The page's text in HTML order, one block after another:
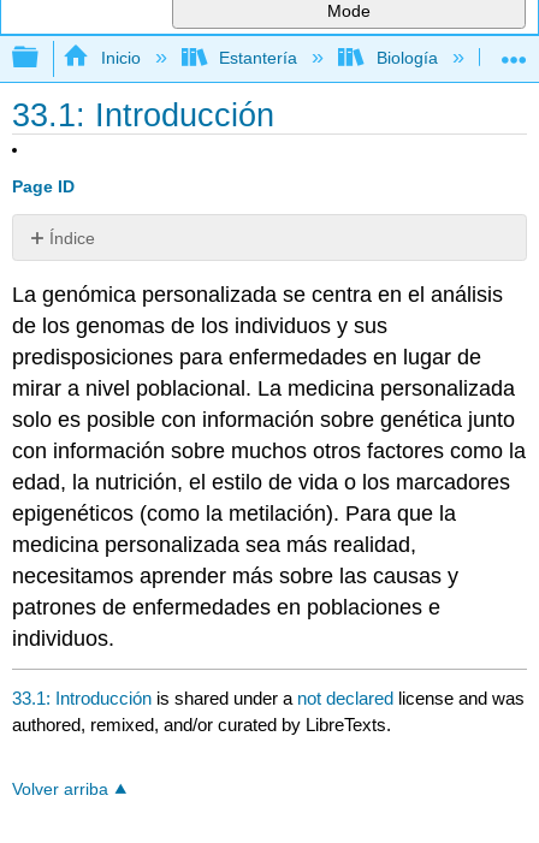
Mode
Expandir/contraer jerarquía global
Inicio Estantería Biología
33.1: Introducción
Page ID
Índice
Sin
La genómica personalizada se centra en el análisis
de los genomas de los individuos y sus
predisposiciones para enfermedades en lugar de
mirar a nivel poblacional. La medicina personalizada
solo es posible con información sobre genética junto
con información sobre muchos otros factores como la
edad, la nutrición, el estilo de vida o los marcadores
epigenéticos (como la metilación). Para que la
medicina personalizada sea más realidad,
necesitamos aprender más sobre las causas y
patrones de enfermedades en poblaciones e
individuos.
33.1: Introducción is shared under a not declared license and was
authored, remixed, and/or curated by LibreTexts.
Volver arriba